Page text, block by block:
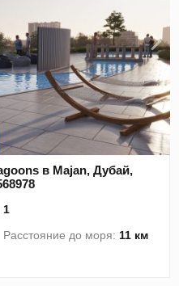
в Majan, Дубай,
1
Расстояние до моря:11 км